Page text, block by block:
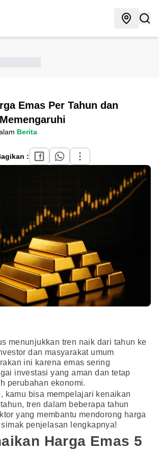
Emas Per Tahun dan
Berita
:
menunjukkan tren naik dari tahun ke
dan masyarakat umum
ini karena emas sering
investasi yang aman dan tetap
perubahan ekonomi.
kamu bisa mempelajari kenaikan
tren dalam beberapa tahun
yang membantu mendorong harga
penjelasan lengkapnya!
Harga Emas 5